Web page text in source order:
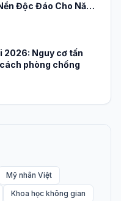
Độc Đáo Cho Năm
2026: Nguy cơ tấn
phòng chống
Mỹ nhân Việt
Khoa học không gian